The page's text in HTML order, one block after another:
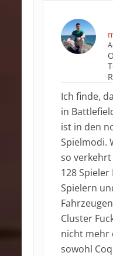
Ich finde,
in
ist in den
Spielmodi.
so
128
Spielern
Cluster
nicht mehr
sowohl